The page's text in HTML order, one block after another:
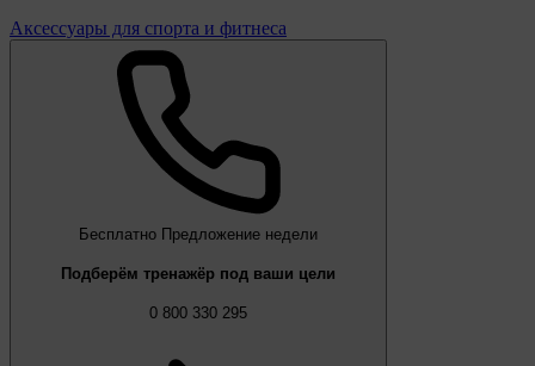
Аксессуары для спорта и фитнеса
Бесплатно Предложение недели
Подберём тренажёр под ваши цели
0 800 330 295